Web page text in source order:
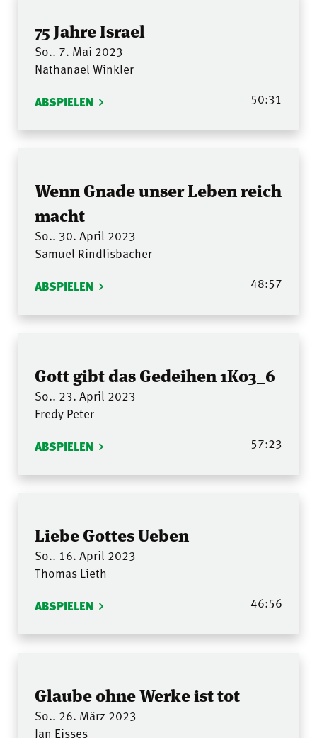
75 Jahre Israel
So.. 7. Mai 2023
Nathanael Winkler
ABSPIELEN 50:31
Wenn Gnade unser Leben reich
macht
So.. 30. April 2023
Samuel Rindlisbacher
ABSPIELEN 48:57
Gott gibt das Gedeihen 1Ko3_6
So.. 23. April 2023
Fredy Peter
ABSPIELEN 57:23
Liebe Gottes Ueben
So.. 16. April 2023
Thomas Lieth
ABSPIELEN 46:56
Glaube ohne Werke ist tot
So.. 26. März 2023
Jan Eisses